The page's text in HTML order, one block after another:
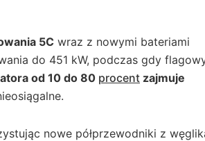
5C wraz z nowymi bateriami
do 451 kW, podczas gdy
od 10 do 80 procent zajmuje
nowe półprzewodniki z